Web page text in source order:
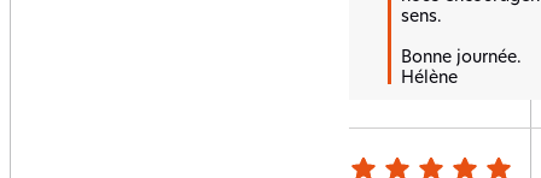
sens.
Bonne journée.
Hélène